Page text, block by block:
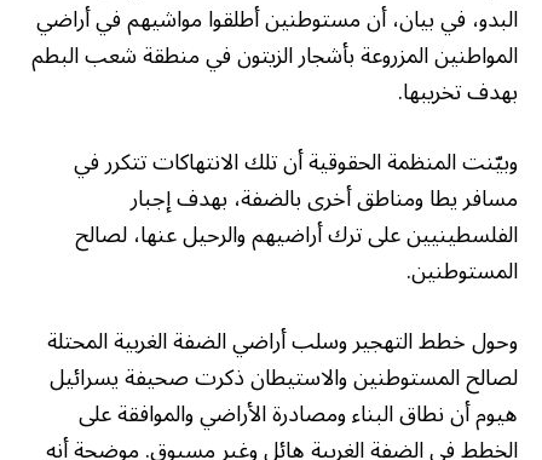
البدو، في بيان، أن مستوطنين أطلقوا مواشيهم في أراضي
المواطنين المزروعة بأشجار الزيتون في منطقة شعب البطم
بهدف تخريبها.
وبيّنت المنظمة الحقوقية أن تلك الانتهاكات تتكرر في
مسافر يطا ومناطق أخرى بالضفة، بهدف إجبار
الفلسطينيين على ترك أراضيهم والرحيل عنها، لصالح
المستوطنين.
وحول خطط التهجير وسلب أراضي الضفة الغربية المحتلة
لصالح المستوطنين والاستيطان ذكرت صحيفة يسرائيل
هيوم أن نطاق البناء ومصادرة الأراضي والموافقة على
الخطط في الضفة الغربية هائل وغير مسبوق. موضحة أنه